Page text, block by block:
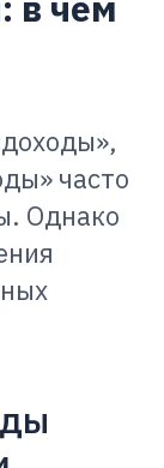
часто
Однако